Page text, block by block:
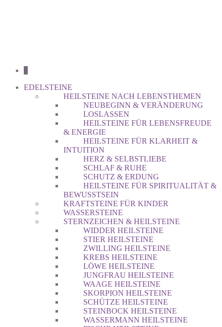
0
EDELSTEINE
HEILSTEINE NACH LEBENSTHEMEN
NEUBEGINN & VERÄNDERUNG
LOSLASSEN
HEILSTEINE FÜR LEBENSFREUDE
& ENERGIE
HEILSTEINE FÜR KLARHEIT &
INTUITION
HERZ & SELBSTLIEBE
SCHLAF & RUHE
SCHUTZ & ERDUNG
HEILSTEINE FÜR SPIRITUALITÄT &
BEWUSSTSEIN
KRAFTSTEINE FÜR KINDER
WASSERSTEINE
STERNZEICHEN & HEILSTEINE
WIDDER HEILSTEINE
STIER HEILSTEINE
ZWILLING HEILSTEINE
KREBS HEILSTEINE
LÖWE HEILSTEINE
JUNGFRAU HEILSTEINE
WAAGE HEILSTEINE
SKORPION HEILSTEINE
SCHÜTZE HEILSTEINE
STEINBOCK HEILSTEINE
WASSERMANN HEILSTEINE